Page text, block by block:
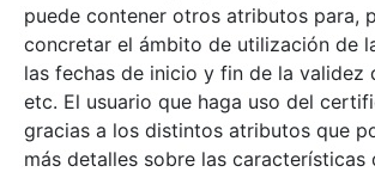
puede contener otros atributos para,
concretar el ámbito de utilización de
las fechas de inicio y fin de la validez
etc. El usuario que haga uso del
gracias a los distintos atributos que
más detalles sobre las características